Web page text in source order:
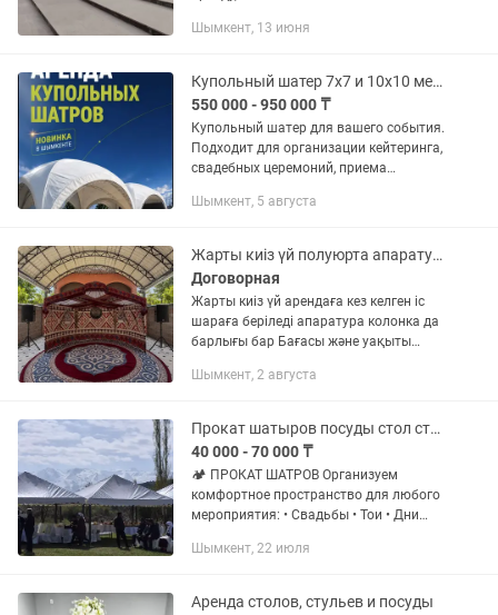
мероприятий, свадеб, праздников,
Шымкент, 13 июня
Купольный шатер 7х7 и 10х10 метров
550 000 - 950 000 ₸
Купольный шатер для вашего события.
Подходит для организации кейтеринга,
свадебных церемоний, приема
транспортных узлов, заправок, запуска
Шымкент, 5 августа
Жарты киіз үй полуюрта апаратура колонка комплекте бар
Договорная
Жарты киіз үй арендаға кез келген іс
шараға беріледі апаратура колонка да
барлығы бар Бағасы және уақыты
Шымкент, 2 августа
Прокат шатыров посуды стол стулья оформление
40 000 - 70 000 ₸
🏕️ ПРОКАТ ШАТРОВ Организуем
комфортное пространство для любого
мероприятия: • Свадьбы • Тои • Дни
мероприятия ✅ Качественные шатры
Шымкент, 22 июля
Аренда столов, стульев и посуды